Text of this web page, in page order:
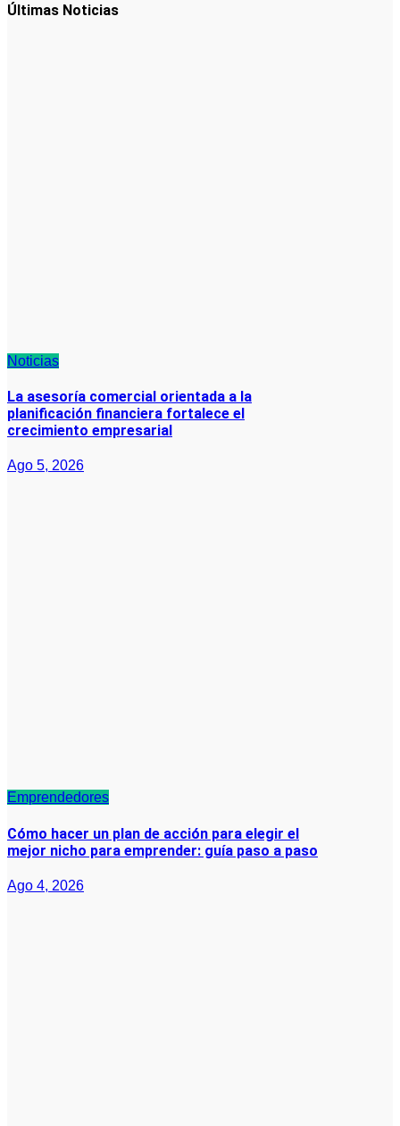
Últimas Noticias
Noticias
La asesoría comercial orientada a la
planificación financiera fortalece el
crecimiento empresarial
Ago 5, 2026
Emprendedores
Cómo hacer un plan de acción para elegir el
mejor nicho para emprender: guía paso a paso
Ago 4, 2026